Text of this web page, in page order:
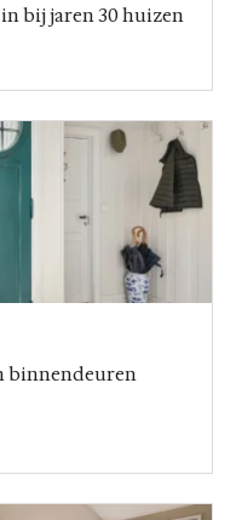
bij jaren 30 huizen
binnendeuren